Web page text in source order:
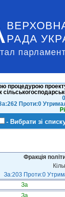
РАДА
процедурою
Проти:0
- Вибрати зі
Фракція
За:203 Проти:0
За
За